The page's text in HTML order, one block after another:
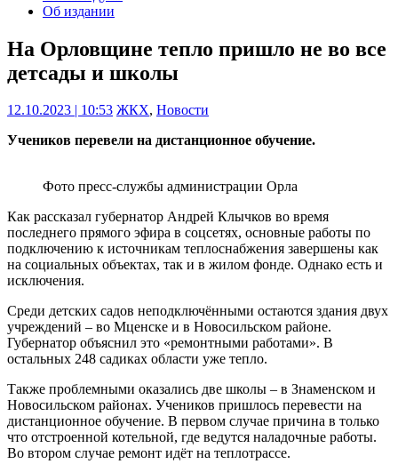
Об издании
На Орловщине тепло пришло не во все
детсады и школы
12.10.2023 | 10:53 ЖКХ, Новости
Учеников перевели на дистанционное обучение.
Фото пресс-службы администрации Орла
Как рассказал губернатор Андрей Клычков во время
последнего прямого эфира в соцсетях, основные работы по
подключению к источникам теплоснабжения завершены как
на социальных объектах, так и в жилом фонде. Однако есть и
исключения.
Среди детских садов неподключёнными остаются здания двух
учреждений – во Мценске и в Новосильском районе.
Губернатор объяснил это «ремонтными работами». В
остальных 248 садиках области уже тепло.
Также проблемными оказались две школы – в Знаменском и
Новосильском районах. Учеников пришлось перевести на
дистанционное обучение. В первом случае причина в только
что отстроенной котельной, где ведутся наладочные работы.
Во втором случае ремонт идёт на теплотрассе.